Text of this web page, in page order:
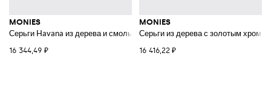
MONIES
Серьги Havana из дерева и смолы
16 344,49 ₽
MONIES
Серьги из дерева с золотым
16 416,22 ₽